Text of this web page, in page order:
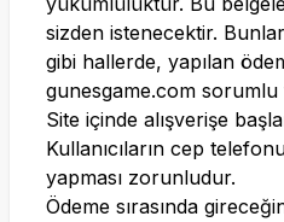
sizden istenecektir.
gibi hallerde, yapılan
gunesgame.com sorumlu
Site içinde alışverişe
Kullanıcıların cep
yapması zorunludur.
Ödeme sırasında